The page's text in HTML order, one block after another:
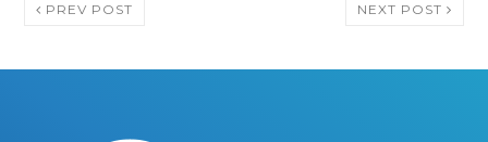
PREV POST NEXT POST